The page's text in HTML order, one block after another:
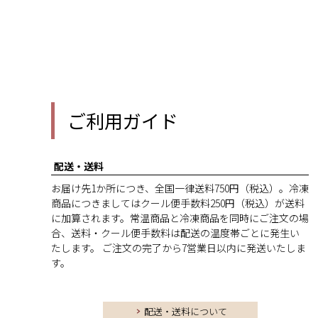
ご利用ガイド
配送・送料
お届け先1か所につき、全国一律送料750円（税込）。冷凍
商品につきましてはクール便手数料250円（税込）が送料
に加算されます。常温商品と冷凍商品を同時にご注文の場
合、送料・クール便手数料は配送の温度帯ごとに発生い
たします。 ご注文の完了から7営業日以内に発送いたしま
す。
配送・送料について